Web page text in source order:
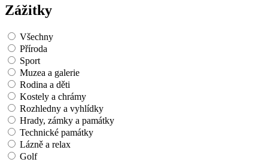
Zážitky
Všechny
Příroda
Sport
Muzea a galerie
Rodina a děti
Kostely a chrámy
Rozhledny a vyhlídky
Hrady, zámky a památky
Technické památky
Lázně a relax
Golf